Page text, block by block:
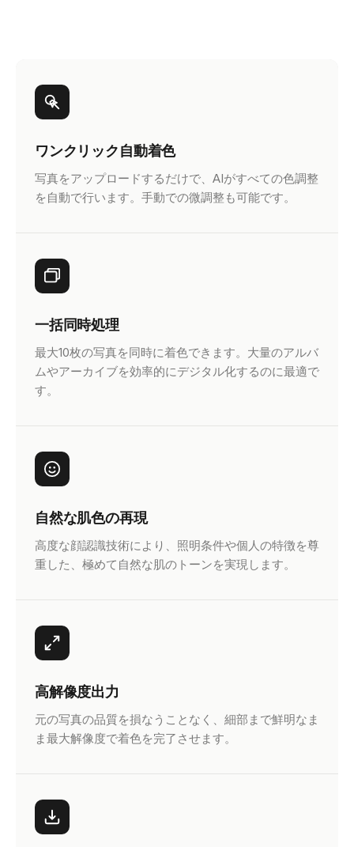
ワンクリック自動着色
写真をアップロードするだけで、AIがすべての色調整
を自動で行います。手動での微調整も可能です。
一括同時処理
最大10枚の写真を同時に着色できます。大量のアルバ
ムやアーカイブを効率的にデジタル化するのに最適で
す。
自然な肌色の再現
高度な顔認識技術により、照明条件や個人の特徴を尊
重した、極めて自然な肌のトーンを実現します。
高解像度出力
元の写真の品質を損なうことなく、細部まで鮮明なま
ま最大解像度で着色を完了させます。